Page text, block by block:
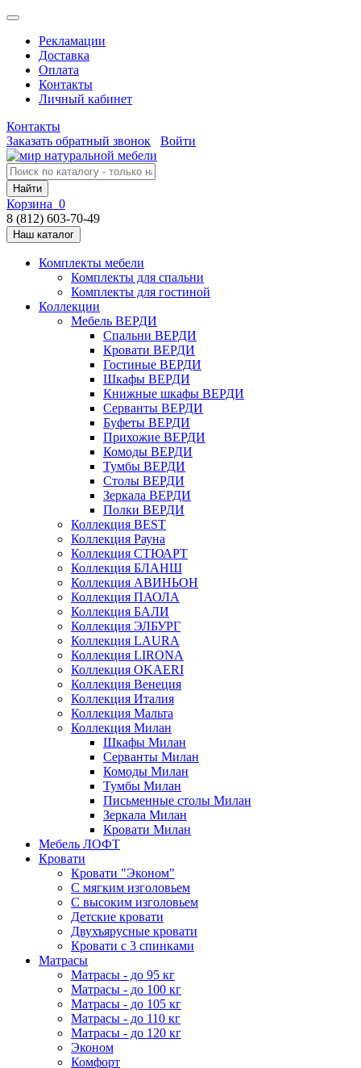
Рекламации
Доставка
Оплата
Контакты
Личный кабинет
Контакты
Заказать обратный звонок
Войти
Найти
Корзина 0
8 (812) 603-70-49
Наш каталог
Комплекты мебели
Комплекты для спальни
Комплекты для гостиной
Коллекции
Мебель ВЕРДИ
Спальни ВЕРДИ
Кровати ВЕРДИ
Гостиные ВЕРДИ
Шкафы ВЕРДИ
Книжные шкафы ВЕРДИ
Серванты ВЕРДИ
Буфеты ВЕРДИ
Прихожие ВЕРДИ
Комоды ВЕРДИ
Тумбы ВЕРДИ
Столы ВЕРДИ
Зеркала ВЕРДИ
Полки ВЕРДИ
Коллекция BEST
Коллекция Рауна
Коллекция СТЮАРТ
Коллекция БЛАНШ
Коллекция АВИНЬОН
Коллекция ПАОЛА
Коллекция БАЛИ
Коллекция ЭЛБУРГ
Коллекция LAURA
Коллекция LIRONA
Коллекция OKAERI
Коллекция Венеция
Коллекция Италия
Коллекция Мальта
Коллекция Милан
Шкафы Милан
Серванты Милан
Комоды Милан
Тумбы Милан
Письменные столы Милан
Зеркала Милан
Кровати Милан
Мебель ЛОФТ
Кровати
Кровати "Эконом"
С мягким изголовьем
С высоким изголовьем
Детские кровати
Двухъярусные кровати
Кровати с 3 спинками
Матрасы
Матрасы - до 95 кг
Матрасы - до 100 кг
Матрасы - до 105 кг
Матрасы - до 110 кг
Матрасы - до 120 кг
Эконом
Комфорт